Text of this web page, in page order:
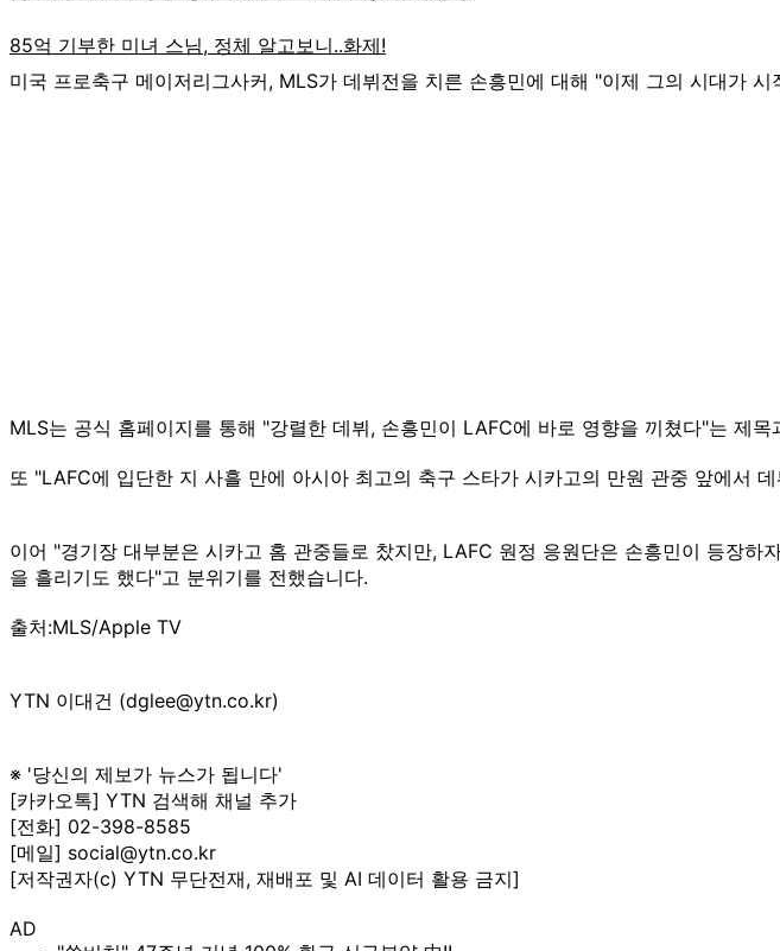
미국 프로축구 메이저리그사커, MLS가 데뷔전을 치른 손흥민에 대해 "이제 그의 시대가 시
MLS는 공식 홈페이지를 통해 "강렬한 데뷔, 손흥민이 LAFC에 바로 영향을 끼쳤다"는 제
또 "LAFC에 입단한 지 사흘 만에 아시아 최고의 축구 스타가 시카고의 만원 관중 앞에서
이어 "경기장 대부분은 시카고 홈 관중들로 찼지만, LAFC 원정 응원단은 손흥민이 등장
을 흘리기도 했다"고 분위기를 전했습니다.
출처:MLS/Apple TV
YTN 이대건 (dglee@ytn.co.kr)
※ '당신의 제보가 뉴스가 됩니다'
[카카오톡] YTN 검색해 채널 추가
[전화] 02-398-8585
[메일] social@ytn.co.kr
[저작권자(c) YTN 무단전재, 재배포 및 AI 데이터 활용 금지]
AD